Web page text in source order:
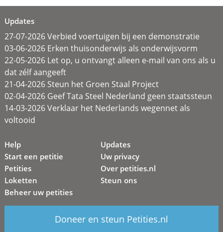
Updates
27-07-2026 Verbied voertuigen bij een demonstratie
03-06-2026 Erken thuisonderwijs als onderwijsvorm
22-05-2026 Let op, u ontvangt alleen e-mail van ons als u
dat zélf aangeeft
21-04-2026 Steun het Groen Staal Project
02-04-2026 Geef Tata Steel Nederland geen staatssteun
14-03-2026 Verklaar het Nederlands wegennet als
voltooid
Help
Start een petitie
Petities
Loketten
Beheer uw petities
Updates
Uw privacy
Over petities.nl
Steun ons
Doneer en steun Petities.nl